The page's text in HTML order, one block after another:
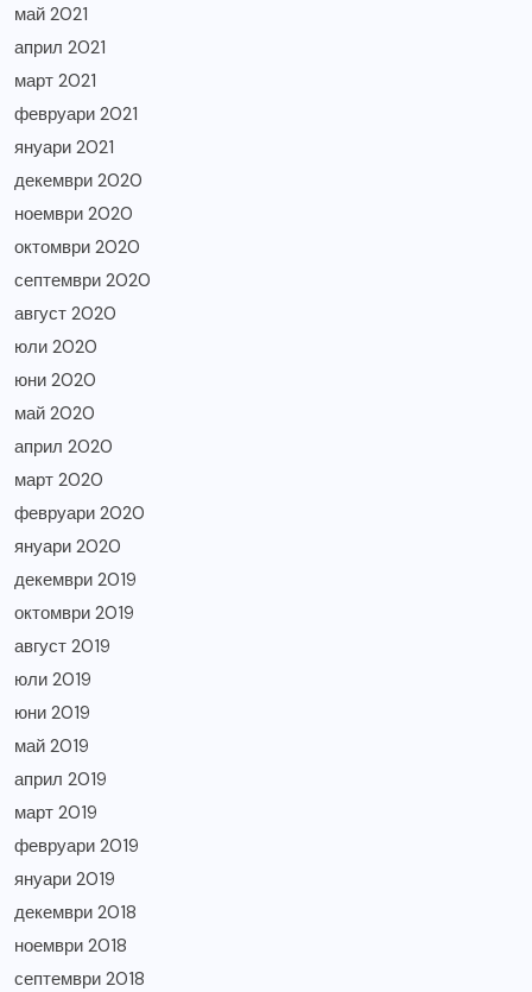
май 2021
април 2021
март 2021
февруари 2021
януари 2021
декември 2020
ноември 2020
октомври 2020
септември 2020
август 2020
юли 2020
юни 2020
май 2020
април 2020
март 2020
февруари 2020
януари 2020
декември 2019
октомври 2019
август 2019
юли 2019
юни 2019
май 2019
април 2019
март 2019
февруари 2019
януари 2019
декември 2018
ноември 2018
септември 2018